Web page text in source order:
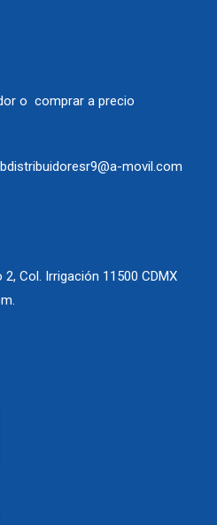
o comprar a precio
movil.com
Col. Irrigación 11500 CDMX